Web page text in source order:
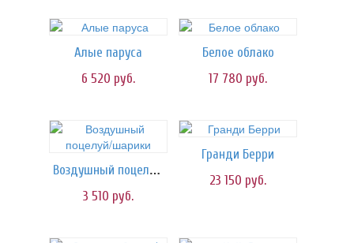
Алые паруса
6 520 руб.
Белое облако
17 780 руб.
Воздушный поцелуй/шарики
3 510 руб.
Гранди Берри
23 150 руб.